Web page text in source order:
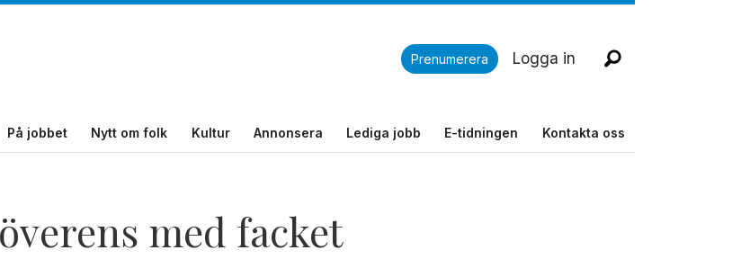
Prenumerera Logga in
På jobbet Nytt om folk Kultur Annonsera Lediga jobb E-tidningen Kontakta oss
med facket